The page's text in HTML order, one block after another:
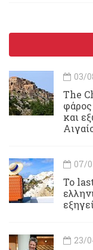
03/
Τhe
φάρος
και
07/
Το
23/